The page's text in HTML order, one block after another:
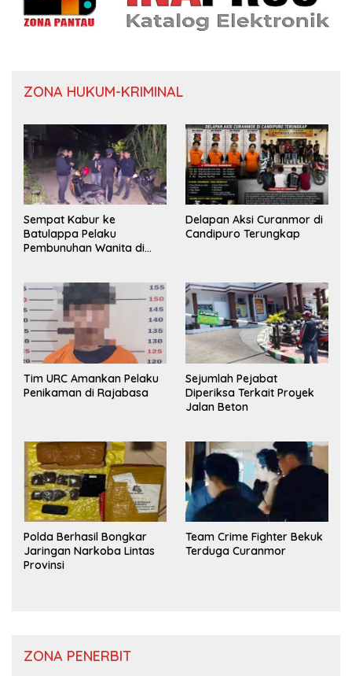
ZONA HUKUM-KRIMINAL
Sempat Kabur ke
Batulappa Pelaku
Pembunuhan Wanita di
Delapan Aksi Curanmor di
Candipuro Terungkap
Tim URC Amankan Pelaku
Penikaman di Rajabasa
Sejumlah Pejabat
Diperiksa Terkait Proyek
Jalan Beton
Polda Berhasil Bongkar
Jaringan Narkoba Lintas
Provinsi
Team Crime Fighter Bekuk
Terduga Curanmor
ZONA PENERBIT